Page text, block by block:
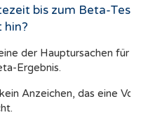
bis zum Beta-
hin?
der Hauptursachen für
Ergebnis.
Anzeichen, das eine